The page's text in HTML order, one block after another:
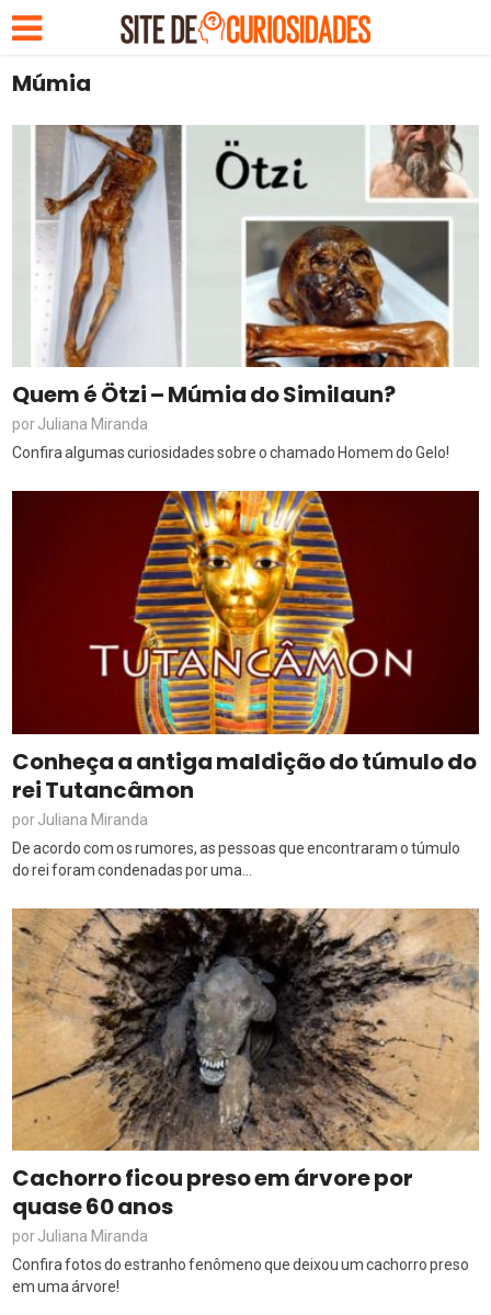
Múmia
Quem é Ötzi – Múmia do Similaun?
porJuliana Miranda
Confira algumas curiosidades sobre o chamado Homem do Gelo!
Conheça a antiga maldição do túmulo do
rei Tutancâmon
porJuliana Miranda
De acordo com os rumores, as pessoas que encontraram o túmulo
do rei foram condenadas por uma...
Cachorro ficou preso em árvore por
quase 60 anos
porJuliana Miranda
Confira fotos do estranho fenômeno que deixou um cachorro preso
em uma árvore!